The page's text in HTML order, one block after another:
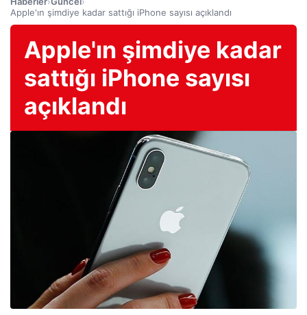
Apple'ın şimdiye kadar sattığı iPhone sayısı açıklandı
Apple'ın şimdiye kadar
sattığı iPhone sayısı
açıklandı